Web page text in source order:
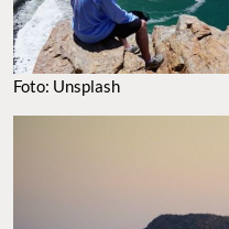
Foto: Unsplash